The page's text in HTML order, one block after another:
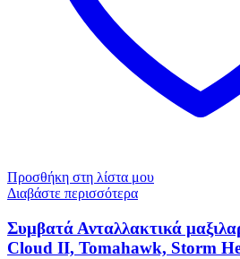
Προσθήκη στη λίστα μου
Διαβάστε περισσότερα
Συμβατά Ανταλλακτικά
Cloud II, Tomahawk, Storm